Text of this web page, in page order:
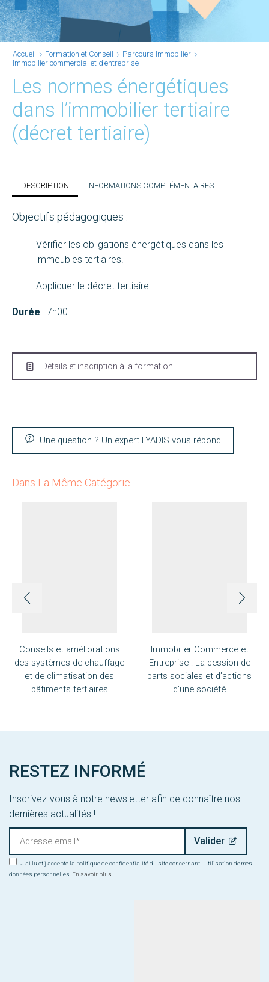
Accueil Formation et Conseil
Parcours Immobilier
Immobilier commercial et d’entreprise
Les normes énergétiques
dans l’immobilier tertiaire
(décret tertiaire)
DESCRIPTION INFORMATIONS COMPLÉMENTAIRES
Objectifs pédagogiques :
Vérifier les obligations énergétiques dans les
immeubles tertiaires.
Appliquer le décret tertiaire.
Durée : 7h00
Détails et inscription à la formation
Une question ? Un expert LYADIS vous répond
Dans La Même Catégorie
Conseils et améliorations
des systèmes de chauffage
et de climatisation des
bâtiments tertiaires
Immobilier Commerce et
Entreprise : La cession de
parts sociales et d’actions
d’une société
RESTEZ INFORMÉ
Inscrivez-vous à notre newsletter afin de connaître nos
dernières actualités !
J’ai lu et j’accepte la politique de confidentialité du site concernant l’utilisation de mes
données personnelles. En savoir plus...